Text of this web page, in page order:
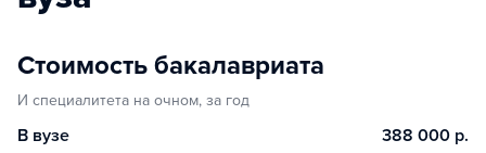
Стоимость бакалавриата
И специалитета на очном, за год
В вузе 388 000 р.